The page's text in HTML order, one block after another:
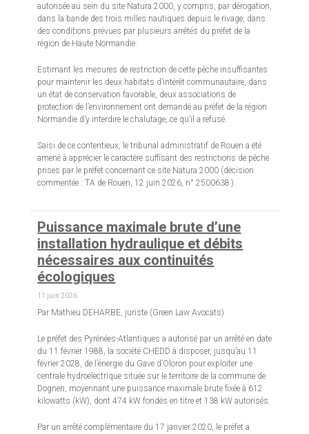
autorisée au sein du site Natura 2000, y compris, par dérogation,
dans la bande des trois milles nautiques depuis le rivage, dans
des conditions prévues par plusieurs arrêtés du préfet de la
région de Haute Normandie.
Estimant les mesures de restriction de cette pêche insuffisantes
pour maintenir les deux habitats d’intérêt communautaire, dans
un état de conservation favorable, deux associations de
protection de l’environnement ont demandé au préfet de la région
Normandie d’y interdire le chalutage, ce qu’il a refusé.
Saisi de ce contentieux, le tribunal administratif de Rouen a été
amené à apprécier le caractère suffisant des restrictions de pêche
prises par le préfet concernant ce site Natura 2000 (décision
commentée : TA de Rouen, 12 juin 2026, n° 2500638 ).
Puissance maximale brute d’une
installation hydraulique et débits
nécessaires aux continuités
écologiques
11 juin 2026
Par Mathieu DEHARBE, juriste (Green Law Avocats)
Le préfet des Pyrénées-Atlantiques a autorisé par un arrêté en date
du 11 février 1988, la société CHEDD à disposer, jusqu’au 11
février 2028, de l’énergie du Gave d’Oloron pour exploiter une
centrale hydroélectrique située sur le territoire de la commune de
Dognen, moyennant une puissance maximale brute fixée à 612
kilowatts (kW), dont 474 kW fondés en titre et 138 kW autorisés.
Par un arrêté complémentaire du 17 janvier 2020, le préfet a